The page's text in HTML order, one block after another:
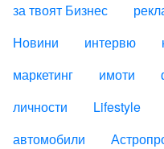
за твоят Бизнес
FOOTER_STATII
Новини интервю
маркетинг
имоти
личности
Lifestyle
автомобили